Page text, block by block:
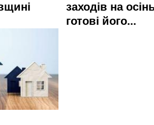
заходів на
готові його...